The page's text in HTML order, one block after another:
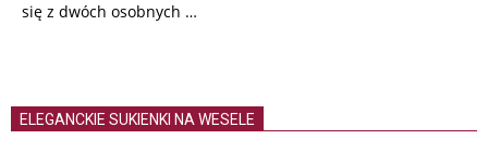
się z dwóch osobnych …
ELEGANCKIE SUKIENKI NA WESELE